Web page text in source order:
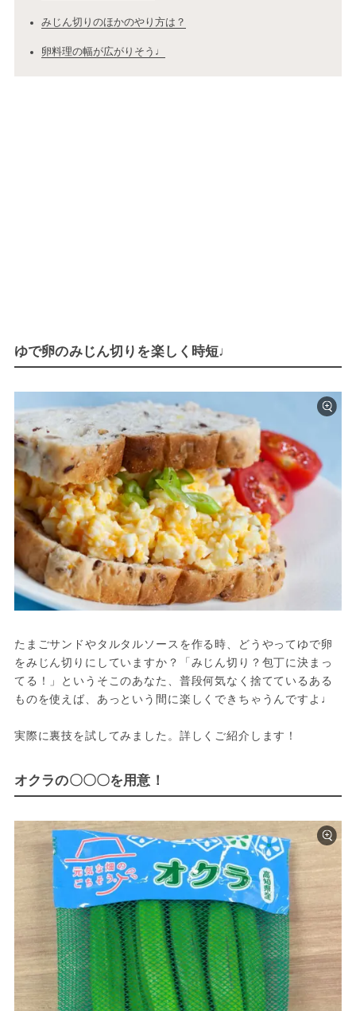
みじん切りのほかのやり方は？
卵料理の幅が広がりそう♩
ゆで卵のみじん切りを楽しく時短♩
たまごサンドやタルタルソースを作る時、どうやってゆで卵
をみじん切りにしていますか？「みじん切り？包丁に決まっ
てる！」というそこのあなた、普段何気なく捨てているある
ものを使えば、あっという間に楽しくできちゃうんですよ♩
実際に裏技を試してみました。詳しくご紹介します！
オクラの〇〇〇を用意！